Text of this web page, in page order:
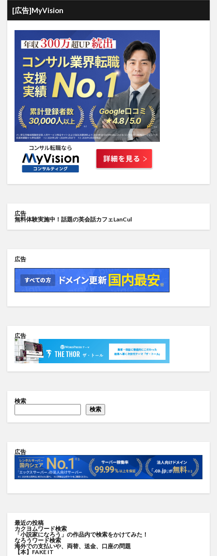
[広告]MyVision
広告
無料体験実施中！話題の英会話カフェLanCul
広告
広告
検索
検索
広告
最近の投稿
カクヨムワード検索
「小説家になろう」の作品内で検索をかけてみた！
なろうワード検索
海外での支払いや、両替、送金、口座の問題
【本】FAKE IT